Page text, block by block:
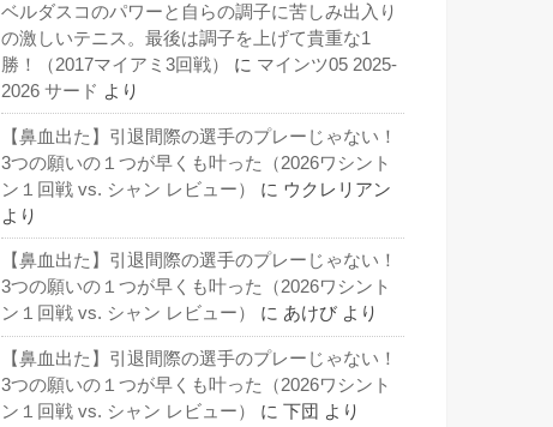
ベルダスコのパワーと自らの調子に苦しみ出入り
の激しいテニス。最後は調子を上げて貴重な1
勝！（2017マイアミ3回戦）
に マインツ05 2025-
2026 サード より
【鼻血出た】引退間際の選手のプレーじゃない！
3つの願いの１つが早くも叶った（2026ワシント
ン１回戦 vs. シャン レビュー）
に ウクレリアン
より
【鼻血出た】引退間際の選手のプレーじゃない！
3つの願いの１つが早くも叶った（2026ワシント
ン１回戦 vs. シャン レビュー）
に あけび より
【鼻血出た】引退間際の選手のプレーじゃない！
3つの願いの１つが早くも叶った（2026ワシント
ン１回戦 vs. シャン レビュー）
に 下団 より